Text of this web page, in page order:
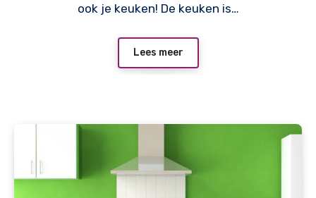
ook je keuken! De keuken is…
Lees meer